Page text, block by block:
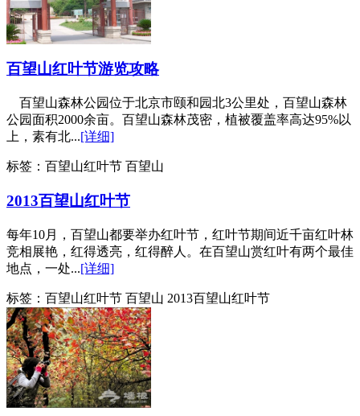
百望山红叶节游览攻略
百望山森林公园位于北京市颐和园北3公里处，百望山森林
公园面积2000余亩。百望山森林茂密，植被覆盖率高达95%以
上，素有北...[详细]
标签： 百望山红叶节 百望山
2013百望山红叶节
每年10月，百望山都要举办红叶节，红叶节期间近千亩红叶林
竞相展艳，红得透亮，红得醉人。在百望山赏红叶有两个最佳
地点，一处...[详细]
标签： 百望山红叶节 百望山 2013百望山红叶节